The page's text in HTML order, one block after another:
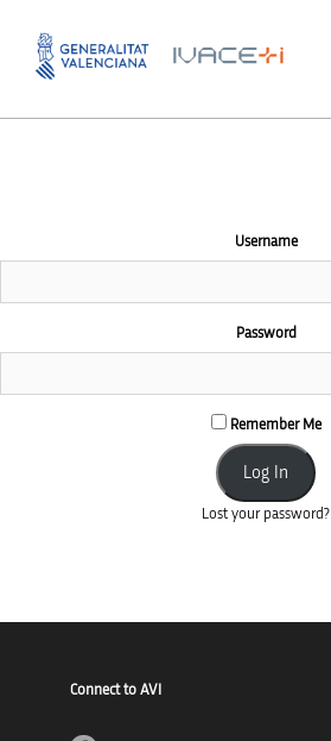
Username
Password
Remember Me
Lost your password?
Connect to AVI